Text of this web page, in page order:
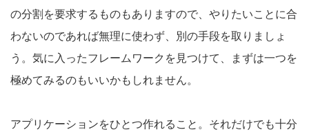
の分割を要求するものもありますので、やりたいことに合
わないのであれば無理に使わず、別の手段を取りましょ
う。気に入ったフレームワークを見つけて、まずは一つを
極めてみるのもいいかもしれません。
アプリケーションをひとつ作れること。それだけでも十分